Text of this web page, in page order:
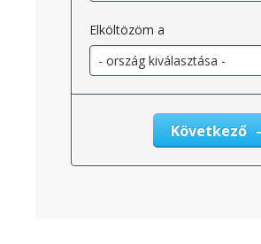
Elköltözöm a
Következő